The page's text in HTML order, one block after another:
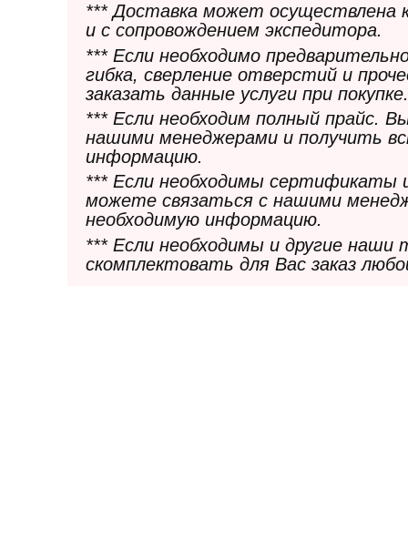
*** Доставка может осуществлена
и с сопровождением экспедитора.
*** Если необходимо
гибка, сверление отверстий и
заказать данные услуги при покупке.
*** Если необходим полный прайс.
нашими менеджерами и получить
информацию.
*** Если необходимы сертификаты
можете связаться с нашими
необходимую информацию.
*** Если необходимы и другие
скомплектовать для Вас заказ